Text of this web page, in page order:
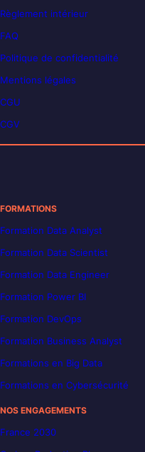
Règlement intérieur
FAQ
Politique de confidentialité
Mentions légales
CGU
CGV
FORMATIONS
Formation Data Analyst
Formation Data Scientist
Formation Data Engineer
Formation Power BI
Formation DevOps
Formation Business Analyst
Formations en Big Data
Formations en Cybersécurité
NOS ENGAGEMENTS
France 2030